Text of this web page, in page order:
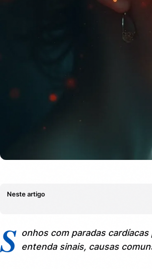
Neste artigo
1.1. Causas emocionais mais comuns
S onhos com paradas
entenda sinais, causas